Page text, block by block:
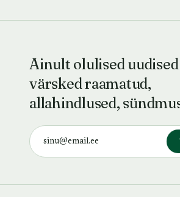
Ainult olulised
värsked raamatud,
allahindlused,